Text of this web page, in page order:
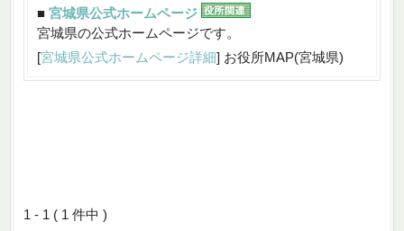
■宮城県公式ホームページ
宮城県の公式ホームページです。
[宮城県公式ホームページ詳細] お役所MAP(宮城県)
1 - 1 ( 1 件中 )